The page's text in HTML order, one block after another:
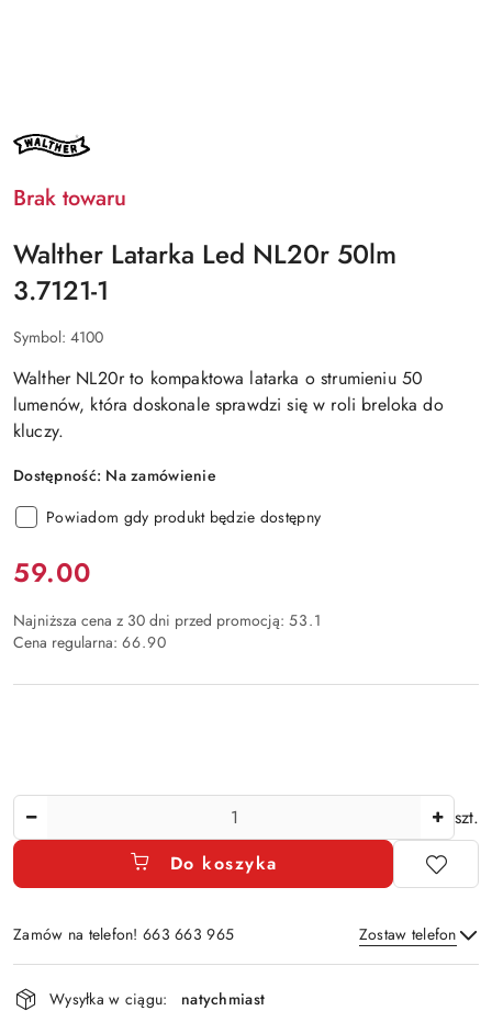
NAZWA
PRODUCENTA:
Brak towaru
Walther Latarka Led NL20r 50lm
3.7121-1
Symbol: 4100
Walther NL20r to kompaktowa latarka o strumieniu 50
lumenów, która doskonale sprawdzi się w roli breloka do
kluczy.
Dostępność: Na zamówienie
Powiadom gdy produkt będzie dostępny
Cena:
59.00
Najniższa cena z 30 dni przed promocją: 53.1
Cena regularna: 66.90
szt.
Do koszyka
Zamów na telefon! 663 663 965 Zostaw telefon
Dostępność
i
Wysyłka w ciągu: natychmiast